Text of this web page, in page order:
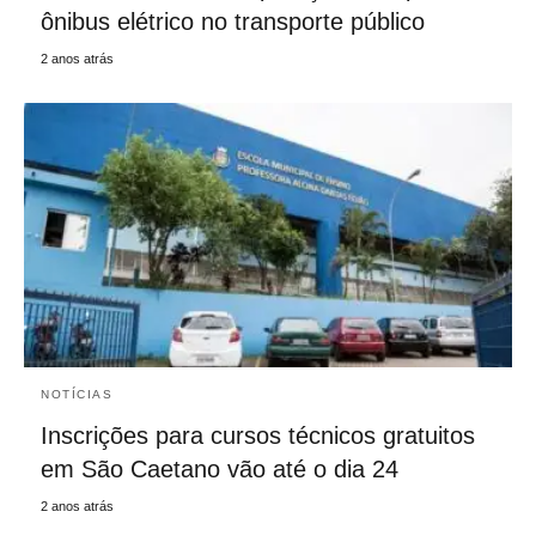
ônibus elétrico no transporte público
2 anos atrás
NOTÍCIAS
Inscrições para cursos técnicos gratuitos
em São Caetano vão até o dia 24
2 anos atrás